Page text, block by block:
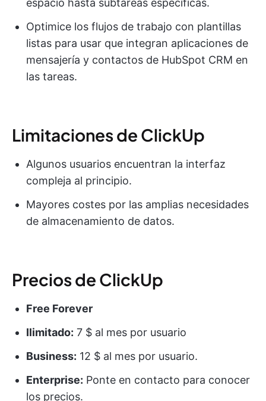
espacio hasta subtareas específicas.
Optimice los flujos de trabajo con plantillas
listas para usar que integran aplicaciones de
mensajería y contactos de HubSpot CRM en
las tareas.
Limitaciones de ClickUp
Algunos usuarios encuentran la interfaz
compleja al principio.
Mayores costes por las amplias necesidades
de almacenamiento de datos.
Precios de ClickUp
Free Forever
Ilimitado: 7 $ al mes por usuario
Business: 12 $ al mes por usuario.
Enterprise: Ponte en contacto para conocer
los precios.